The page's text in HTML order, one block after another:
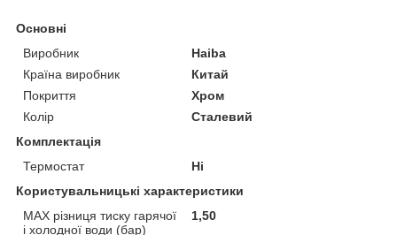
Основні
Виробник
Haiba
Країна виробник
Китай
Покриття
Хром
Колір
Сталевий
Комплектація
Термостат
Ні
Користувальницькі характеристики
MAX різниця тиску гарячої
і холодної води (бар)
1,50